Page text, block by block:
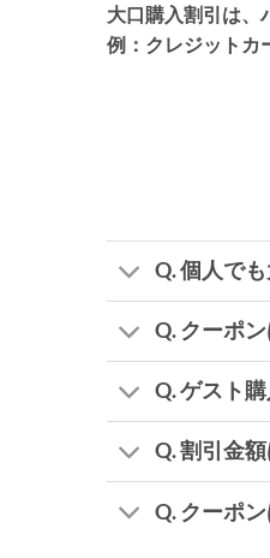
大口購入割引は、
例：クレジットカ
Q. 個人で
Q. クーポ
Q. ゲスト
Q. 割引金
Q. クーポ